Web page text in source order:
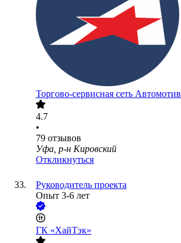
Торгово-сервисная сеть Автомотив
4.7
•
79 отзывов
Уфа, р-н Кировский
Откликнуться
Руководитель проекта
Опыт 3-6 лет
ГК «ХайТэк»